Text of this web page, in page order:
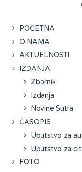
POČETNA
O NAMA
AKTUELNOSTI
IZDANJA
Zbornik
Izdanja
Novine Sutra
ČASOPIS
Uputstvo za
Uputstvo za
FOTO